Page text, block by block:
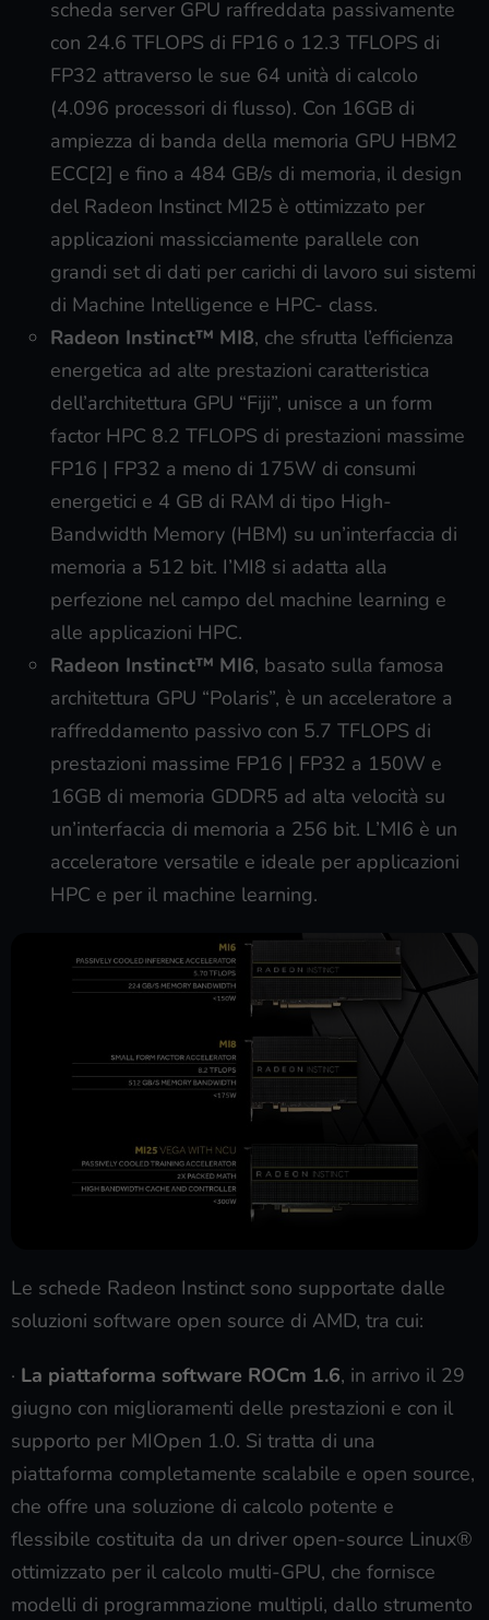
scheda server GPU raffreddata passivamente
con 24.6 TFLOPS di FP16 o 12.3 TFLOPS di
FP32 attraverso le sue 64 unità di calcolo
(4.096 processori di flusso). Con 16GB di
ampiezza di banda della memoria GPU HBM2
ECC[2] e fino a 484 GB/s di memoria, il design
del Radeon Instinct MI25 è ottimizzato per
applicazioni massicciamente parallele con
grandi set di dati per carichi di lavoro sui sistemi
di Machine Intelligence e HPC- class.
Radeon Instinct™ MI8, che sfrutta l’efficienza
energetica ad alte prestazioni caratteristica
dell’architettura GPU “Fiji”, unisce a un form
factor HPC 8.2 TFLOPS di prestazioni massime
FP16 | FP32 a meno di 175W di consumi
energetici e 4 GB di RAM di tipo High-
Bandwidth Memory (HBM) su un’interfaccia di
memoria a 512 bit. I’MI8 si adatta alla
perfezione nel campo del machine learning e
alle applicazioni HPC.
Radeon Instinct™ MI6, basato sulla famosa
architettura GPU “Polaris”, è un acceleratore a
raffreddamento passivo con 5.7 TFLOPS di
prestazioni massime FP16 | FP32 a 150W e
16GB di memoria GDDR5 ad alta velocità su
un’interfaccia di memoria a 256 bit. L’MI6 è un
acceleratore versatile e ideale per applicazioni
HPC e per il machine learning.
Le schede Radeon Instinct sono supportate dalle
soluzioni software open source di AMD, tra cui:
· La piattaforma software ROCm 1.6, in arrivo il 29
giugno con miglioramenti delle prestazioni e con il
supporto per MIOpen 1.0. Si tratta di una
piattaforma completamente scalabile e open source,
che offre una soluzione di calcolo potente e
flessibile costituita da un driver open-source Linux®
ottimizzato per il calcolo multi-GPU, che fornisce
modelli di programmazione multipli, dallo strumento